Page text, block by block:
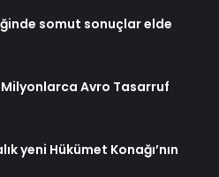
somut sonuçlar elde
Milyonlarca Avro Tasarruf
yeni Hükümet Konağı’nın